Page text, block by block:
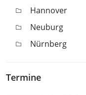
Hannover
Neuburg
Nürnberg
Termine